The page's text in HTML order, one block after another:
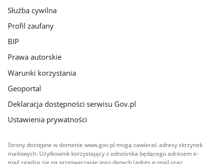
Służba cywilna
Profil zaufany
BIP
Prawa autorskie
Warunki korzystania
Geoportal
Deklaracja dostępności serwisu Gov.pl
Ustawienia prywatności
Strony dostępne w domenie www.gov.pl mogą zawierać adresy skrzynek
mailowych. Użytkownik korzystający z odnośnika będącego adresem e-
mail zgadza się na przetwarzanie jego danych (adres e-mail oraz